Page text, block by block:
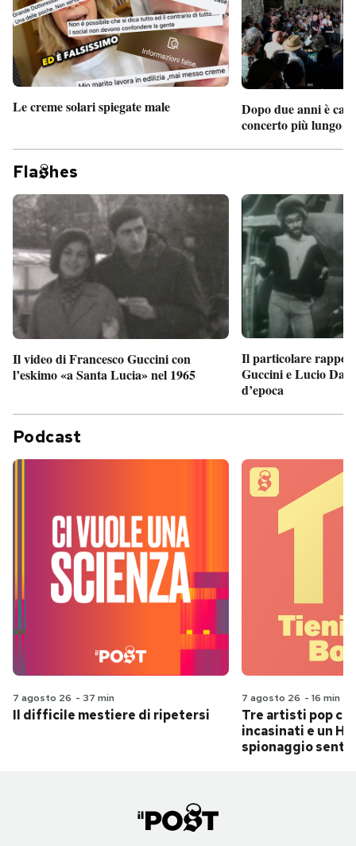
Le creme solari spiegate male
Dopo due anni è
concerto più lungo
Fla hes
Il video di Francesco Guccini con
l’eskimo «a Santa Lucia» nel 1965
Il particolare
Guccini e Lucio
d’epoca
Podcast
7 agosto 26 - 37 min
Il difficile mestiere di ripetersi
7 agosto 26 - 16 min
Tre artisti pop
incasinati e un
spionaggio